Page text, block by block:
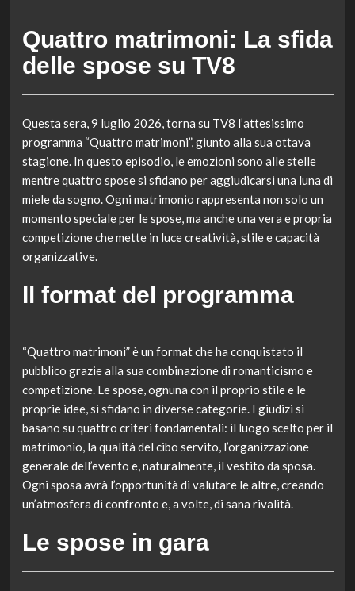
Quattro matrimoni: La sfida
delle spose su TV8
Questa sera, 9 luglio 2026, torna su TV8 l’attesissimo
programma “Quattro matrimoni”, giunto alla sua ottava
stagione. In questo episodio, le emozioni sono alle stelle
mentre quattro spose si sfidano per aggiudicarsi una luna di
miele da sogno. Ogni matrimonio rappresenta non solo un
momento speciale per le spose, ma anche una vera e propria
competizione che mette in luce creatività, stile e capacità
organizzative.
Il format del programma
“Quattro matrimoni” è un format che ha conquistato il
pubblico grazie alla sua combinazione di romanticismo e
competizione. Le spose, ognuna con il proprio stile e le
proprie idee, si sfidano in diverse categorie. I giudizi si
basano su quattro criteri fondamentali: il luogo scelto per il
matrimonio, la qualità del cibo servito, l’organizzazione
generale dell’evento e, naturalmente, il vestito da sposa.
Ogni sposa avrà l’opportunità di valutare le altre, creando
un’atmosfera di confronto e, a volte, di sana rivalità.
Le spose in gara